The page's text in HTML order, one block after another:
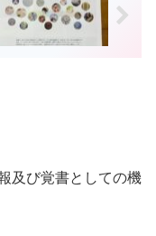
及び覚書としての機